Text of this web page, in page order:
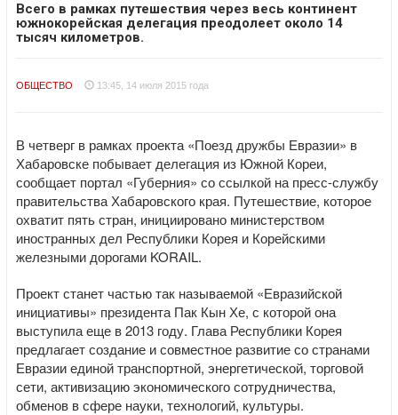
Всего в рамках путешествия через весь континент
южнокорейская делегация преодолеет около 14
тысяч километров.
ОБЩЕСТВО 13:45, 14 июля 2015 года
В четверг в рамках проекта «Поезд дружбы Евразии» в
Хабаровске побывает делегация из Южной Кореи,
сообщает портал «Губерния» со ссылкой на пресс-службу
правительства Хабаровского края. Путешествие, которое
охватит пять стран, инициировано министерством
иностранных дел Республики Корея и Корейскими
железными дорогами KORAIL.
Проект станет частью так называемой «Евразийской
инициативы» президента Пак Кын Хе, с которой она
выступила еще в 2013 году. Глава Республики Корея
предлагает создание и совместное развитие со странами
Евразии единой транспортной, энергетической, торговой
сети, активизацию экономического сотрудничества,
обменов в сфере науки, технологий, культуры.